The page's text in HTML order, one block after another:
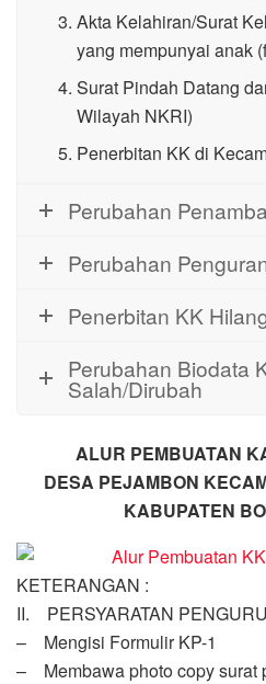
Akta Kelahiran/Surat
yang mempunyai anak
Surat Pindah Datang
Wilayah NKRI)
Penerbitan KK di
Perubahan
Perubahan
Penerbitan KK
Perubahan Biodata
Salah/Dirubah
ALUR PEMBUATAN
DESA PEJAMBON
KABUPATEN
KETERANGAN :
II. PERSYARATAN
– Mengisi Formulir KP-1
– Membawa photo copy surat